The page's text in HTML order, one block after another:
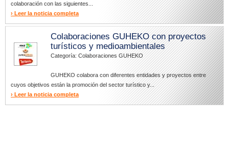
colaboración con las siguientes...
› Leer la noticia completa
Colaboraciones GUHEKO con proyectos
turísticos y medioambientales
Categoría: Colaboraciones GUHEKO
GUHEKO colabora con diferentes entidades y proyectos entre
cuyos objetivos están la promoción del sector turístico y...
› Leer la noticia completa